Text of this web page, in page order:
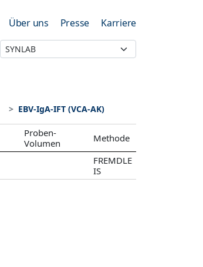
Über uns Presse Karriere
EBV-IgA-IFT (VCA-AK)
Proben-
Volumen
Methode
FREMDLE
IS